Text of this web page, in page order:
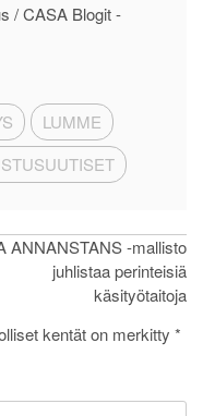
/ CASA Blogit -
LUMME
ANNANSTANS -mallisto
juhlistaa perinteisiä
käsityötaitoja
kentät on merkitty *